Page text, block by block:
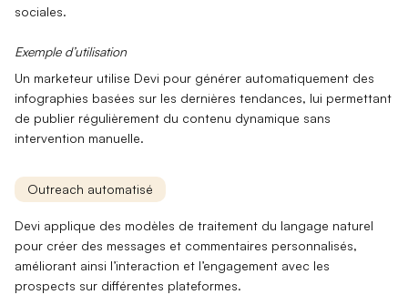
sociales.
Exemple d’utilisation
Un marketeur utilise Devi pour générer automatiquement des
infographies basées sur les dernières tendances, lui permettant
de publier régulièrement du contenu dynamique sans
intervention manuelle.
Outreach automatisé
Devi applique des modèles detraitement du langage naturel
pour créer des messages et commentaires personnalisés,
améliorant ainsi l’interaction et l’engagement avec les
prospects sur différentes plateformes.